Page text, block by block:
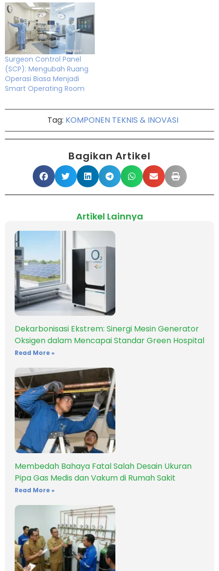
Surgeon Control Panel
(SCP): Mengubah Ruang
Operasi Biasa Menjadi
Smart Operating Room
Tag: KOMPONEN TEKNIS & INOVASI
Bagikan Artikel
Artikel Lainnya
Dekarbonisasi Ekstrem: Sinergi Mesin Generator
Oksigen dalam Mencapai Standar Green Hospital
Read More »
Membedah Bahaya Fatal Salah Desain Ukuran
Pipa Gas Medis dan Vakum di Rumah Sakit
Read More »